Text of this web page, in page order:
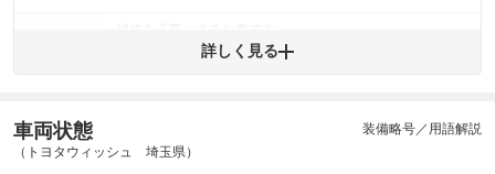
キズ・へこみについて問い合わせる
機関 主要機関に不具合はありません。
詳しく見る
車両状態
（トヨタウィッシュ 埼玉県）
装備略号／用語解説